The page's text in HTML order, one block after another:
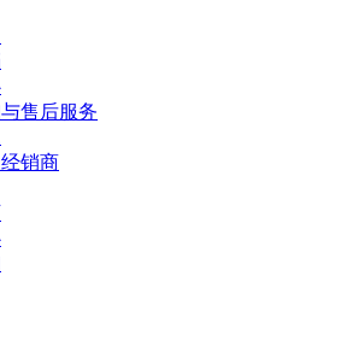
售后服务
销商